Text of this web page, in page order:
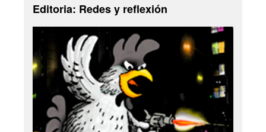
Editoria: Redes y reflexión